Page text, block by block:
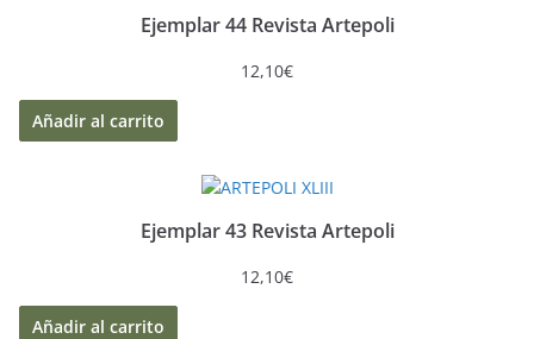
Ejemplar 44 Revista Artepoli
12,10€
Añadir al carrito
Ejemplar 43 Revista Artepoli
12,10€
Añadir al carrito